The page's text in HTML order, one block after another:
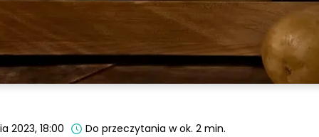
2023, 18:00 Do przeczytania w ok. 2 min.